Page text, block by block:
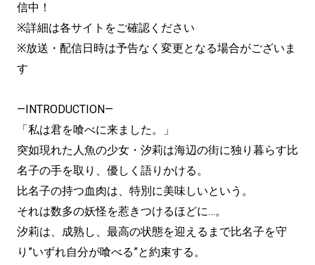
信中！
※詳細は各サイトをご確認ください
※放送・配信日時は予告なく変更となる場合がございま
す
—INTRODUCTION—
「私は君を喰べに来ました。」
突如現れた人魚の少女・汐莉は海辺の街に独り暮らす比
名子の手を取り、優しく語りかける。
比名子の持つ血肉は、特別に美味しいという。
それは数多の妖怪を惹きつけるほどに…。
汐莉は、成熟し、最高の状態を迎えるまで比名子を守
り”いずれ自分が喰べる”と約束する。